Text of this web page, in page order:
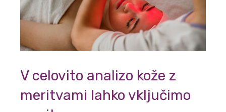
V celovito analizo kože z
meritvami lahko vključimo